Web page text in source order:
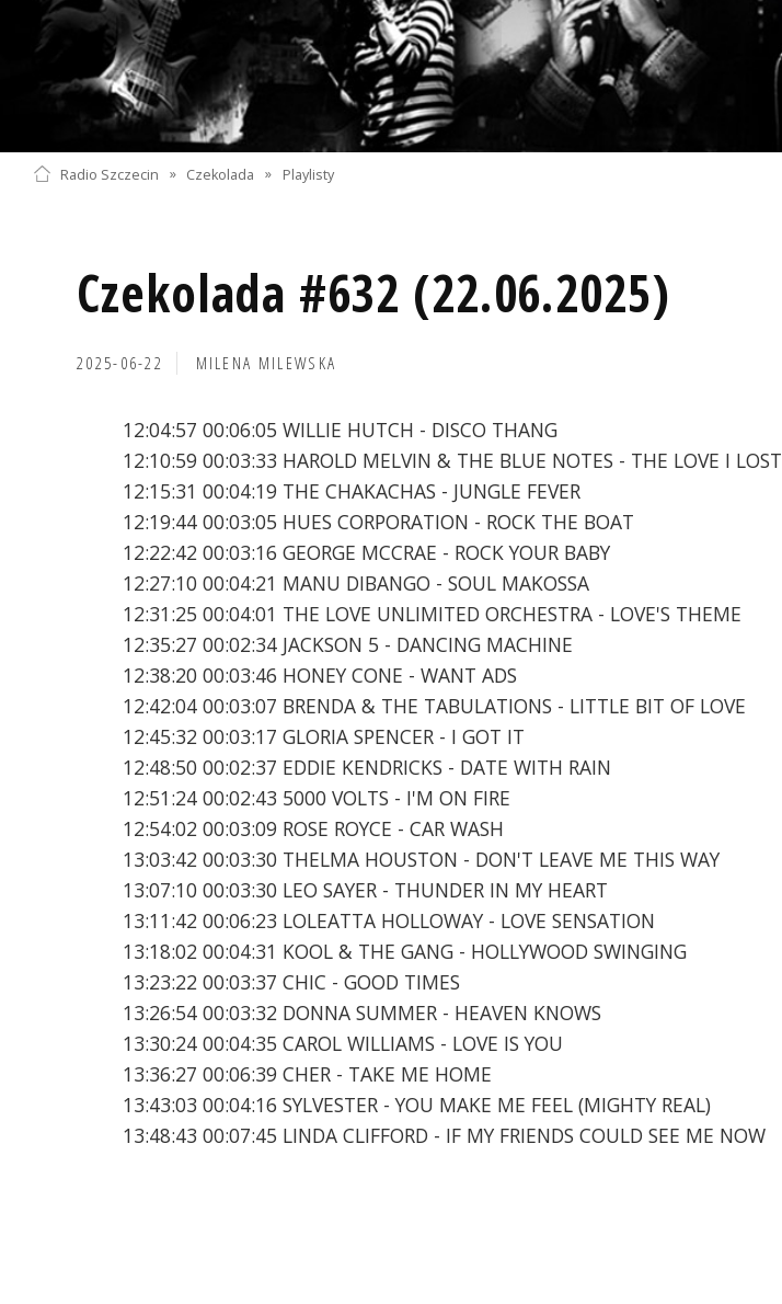
Radio Szczecin » Czekolada » Playlisty
Czekolada #632 (22.06.2025)
2025-06-22 MILENA MILEWSKA
12:04:57 00:06:05 WILLIE HUTCH - DISCO THANG
12:10:59 00:03:33 HAROLD MELVIN & THE BLUE NOTES - THE LOVE I LOST
12:15:31 00:04:19 THE CHAKACHAS - JUNGLE FEVER
12:19:44 00:03:05 HUES CORPORATION - ROCK THE BOAT
12:22:42 00:03:16 GEORGE MCCRAE - ROCK YOUR BABY
12:27:10 00:04:21 MANU DIBANGO - SOUL MAKOSSA
12:31:25 00:04:01 THE LOVE UNLIMITED ORCHESTRA - LOVE'S THEME
12:35:27 00:02:34 JACKSON 5 - DANCING MACHINE
12:38:20 00:03:46 HONEY CONE - WANT ADS
12:42:04 00:03:07 BRENDA & THE TABULATIONS - LITTLE BIT OF LOVE
12:45:32 00:03:17 GLORIA SPENCER - I GOT IT
12:48:50 00:02:37 EDDIE KENDRICKS - DATE WITH RAIN
12:51:24 00:02:43 5000 VOLTS - I'M ON FIRE
12:54:02 00:03:09 ROSE ROYCE - CAR WASH
13:03:42 00:03:30 THELMA HOUSTON - DON'T LEAVE ME THIS WAY
13:07:10 00:03:30 LEO SAYER - THUNDER IN MY HEART
13:11:42 00:06:23 LOLEATTA HOLLOWAY - LOVE SENSATION
13:18:02 00:04:31 KOOL & THE GANG - HOLLYWOOD SWINGING
13:23:22 00:03:37 CHIC - GOOD TIMES
13:26:54 00:03:32 DONNA SUMMER - HEAVEN KNOWS
13:30:24 00:04:35 CAROL WILLIAMS - LOVE IS YOU
13:36:27 00:06:39 CHER - TAKE ME HOME
13:43:03 00:04:16 SYLVESTER - YOU MAKE ME FEEL (MIGHTY REAL)
13:48:43 00:07:45 LINDA CLIFFORD - IF MY FRIENDS COULD SEE ME NOW